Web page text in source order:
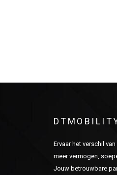
Ervaar het verschil
meer vermogen,
Jouw betrouwbare